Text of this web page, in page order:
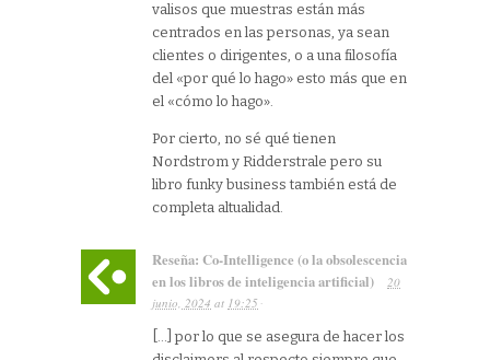
valisos que muestras están más
centrados en las personas, ya sean
clientes o dirigentes, o a una filosofía
del «por qué lo hago» esto más que en
el «cómo lo hago».
Por cierto, no sé qué tienen
Nordstrom y Ridderstrale pero su
libro funky business también está de
completa altualidad.
Reseña: Co-Intelligence (o la obsolescencia
en los libros de inteligencia artificial)
20
junio, 2024 at 19:25 ·
[…] por lo que se asegura de hacer los